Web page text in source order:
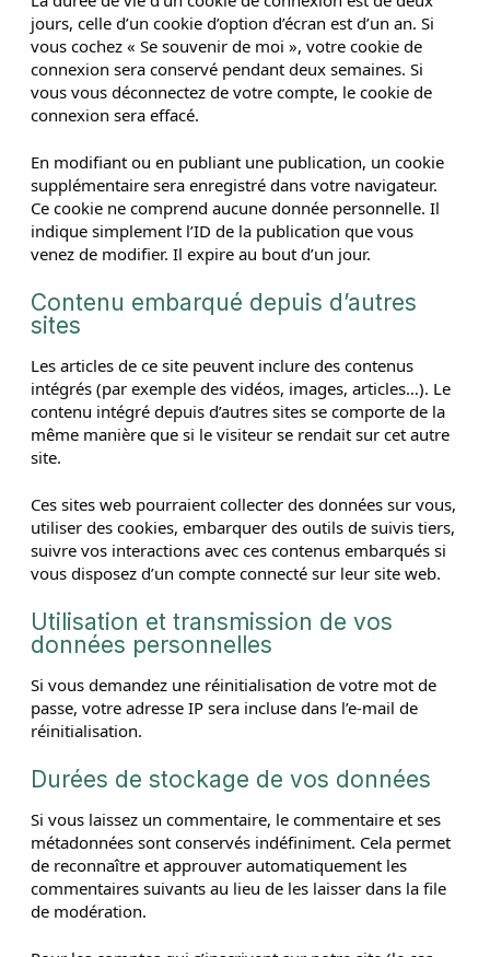
jours, celle d’un cookie d’option d’écran est d’un an. Si
vous cochez « Se souvenir de moi », votre cookie de
connexion sera conservé pendant deux semaines. Si
vous vous déconnectez de votre compte, le cookie de
connexion sera effacé.
En modifiant ou en publiant une publication, un cookie
supplémentaire sera enregistré dans votre navigateur.
Ce cookie ne comprend aucune donnée personnelle. Il
indique simplement l’ID de la publication que vous
venez de modifier. Il expire au bout d’un jour.
Contenu embarqué depuis d’autres
sites
Les articles de ce site peuvent inclure des contenus
intégrés (par exemple des vidéos, images, articles…). Le
contenu intégré depuis d’autres sites se comporte de la
même manière que si le visiteur se rendait sur cet autre
site.
Ces sites web pourraient collecter des données sur vous,
utiliser des cookies, embarquer des outils de suivis tiers,
suivre vos interactions avec ces contenus embarqués si
vous disposez d’un compte connecté sur leur site web.
Utilisation et transmission de vos
données personnelles
Si vous demandez une réinitialisation de votre mot de
passe, votre adresse IP sera incluse dans l’e-mail de
réinitialisation.
Durées de stockage de vos données
Si vous laissez un commentaire, le commentaire et ses
métadonnées sont conservés indéfiniment. Cela permet
de reconnaître et approuver automatiquement les
commentaires suivants au lieu de les laisser dans la file
de modération.